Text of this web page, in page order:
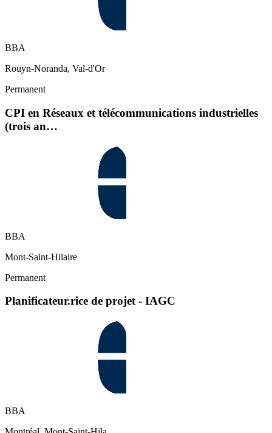
BBA
Rouyn-Noranda, Val-d'Or
Permanent
CPI en Réseaux et télécommunications industrielles
(trois an…
BBA
Mont-Saint-Hilaire
Permanent
Planificateur.rice de projet - IAGC
BBA